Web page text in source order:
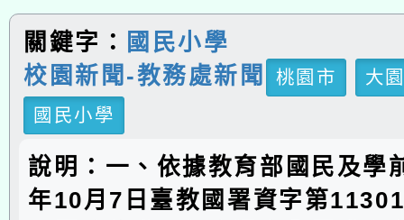
關鍵字：
國民小學
校園新聞-教務處新聞
桃園市
大
國民小學
說明：一、依據教育部國民及學
年10月7日臺教國署資字第